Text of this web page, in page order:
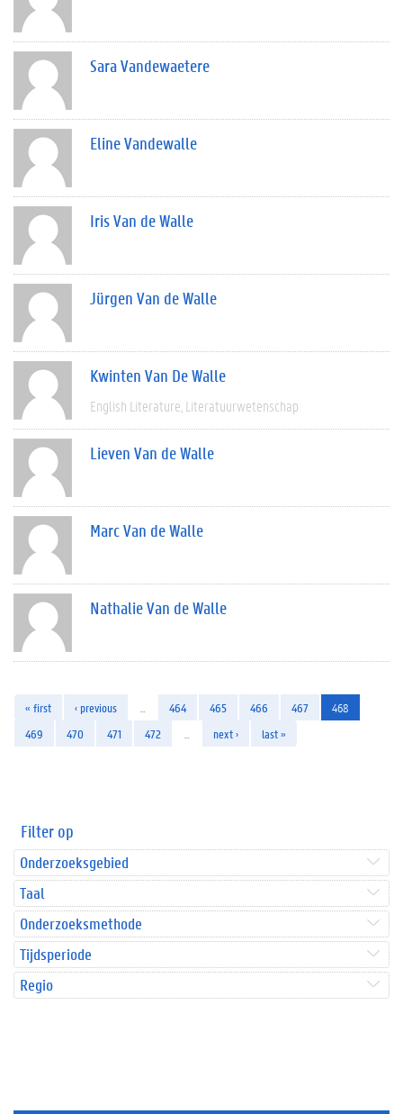
Sara Vandewaetere
Eline Vandewalle
Iris Van de Walle
Jürgen Van de Walle
Kwinten Van De Walle
English Literature Literatuurwetenschap
Lieven Van de Walle
Marc Van de Walle
Nathalie Van de Walle
« first ‹ previous 464 465 466 467
468
469
470 471 472 next › last »
Filter op
Onderzoeksgebied
Taal
Onderzoeksmethode
Tijdsperiode
Regio